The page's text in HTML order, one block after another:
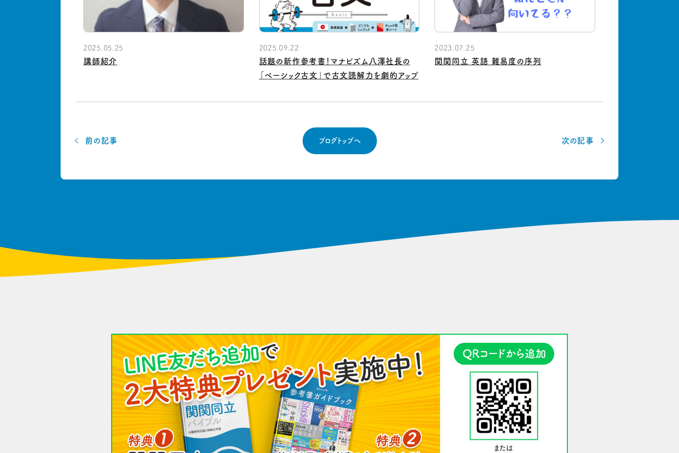
2025.05.25
講師紹介
2025.09.22
話題の新作参考書！マナビズム八澤社長の
「ベーシック古文」で古文読解力を劇的アップ
2023.07.25
関関同立 英語 難易度の序列
前の記事 ブログトップへ 次の記事